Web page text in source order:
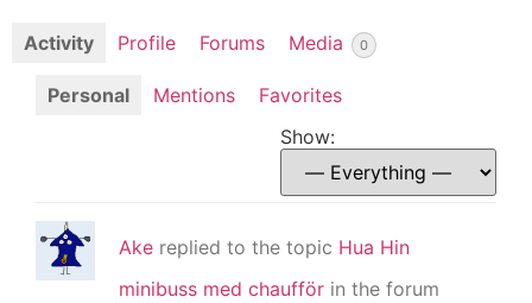
Activity Profile Forums Media 0
Personal Mentions
Favorites
Show:
Ake replied to the topic Hua Hin
minibuss med chaufför in the forum